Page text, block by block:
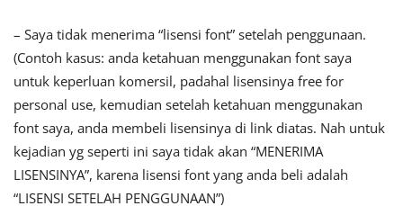
– Saya tidak menerima “lisensi font” setelah penggunaan.
(Contoh kasus: anda ketahuan menggunakan font saya
untuk keperluan komersil, padahal lisensinya free for
personal use, kemudian setelah ketahuan menggunakan
font saya, anda membeli lisensinya di link diatas. Nah untuk
kejadian yg seperti ini saya tidak akan “MENERIMA
LISENSINYA”, karena lisensi font yang anda beli adalah
“LISENSI SETELAH PENGGUNAAN”)